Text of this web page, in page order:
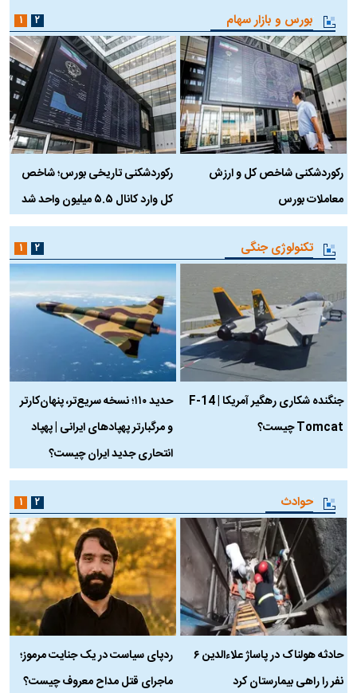
بورس و بازار سهام
رکوردشکنی شاخص کل و ارزش
معاملات بورس
رکوردشکنی تاریخی بورس؛ شاخص
کل وارد کانال ۵.۵ میلیون واحد شد
۱ ۲
تکنولوژی جنگی
جنگنده شکاری رهگیر آمریکا | F-14
Tomcat چیست؟
حدید ۱۱۰؛ نسخه سریع‌تر، پنهان‌کارتر
و مرگبارتر پهپادهای ایرانی | پهپاد
انتحاری جدید ایران چیست؟
۱ ۲
حوادث
حادثه هولناک در پاساژ علاءالدین ۶
نفر را راهی بیمارستان کرد
ردپای سیاست در یک جنایت مرموز؛
ماجرای قتل مداح معروف چیست؟
۱ ۲